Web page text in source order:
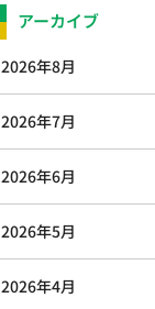
アーカイブ
2026年8月
2026年7月
2026年6月
2026年5月
2026年4月